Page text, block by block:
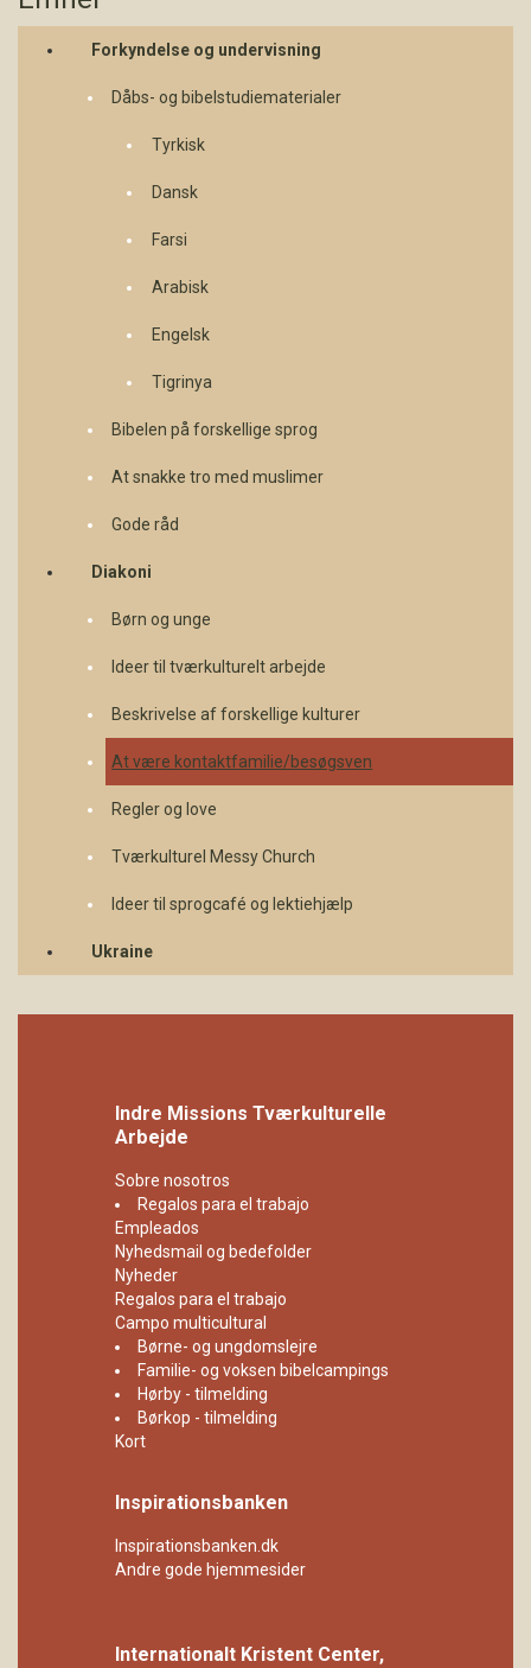
Forkyndelse og undervisning
Dåbs- og bibelstudiematerialer
Tyrkisk
Dansk
Farsi
Arabisk
Engelsk
Tigrinya
Bibelen på forskellige sprog
At snakke tro med muslimer
Gode råd
Diakoni
Børn og unge
Ideer til tværkulturelt arbejde
Beskrivelse af forskellige kulturer
At være kontaktfamilie/besøgsven
Regler og love
Tværkulturel Messy Church
Ideer til sprogcafé og lektiehjælp
Ukraine
Indre Missions Tværkulturelle
Arbejde
Sobre nosotros
Regalos para el trabajo
Empleados
Nyhedsmail og bedefolder
Nyheder
Regalos para el trabajo
Campo multicultural
Børne- og ungdomslejre
Familie- og voksen bibelcampings
Hørby - tilmelding
Børkop - tilmelding
Kort
Inspirationsbanken
Inspirationsbanken.dk
Andre gode hjemmesider
Internationalt Kristent Center,